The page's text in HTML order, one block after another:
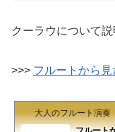
クーラウについて説
>>> フルートから
大人のフルート演奏